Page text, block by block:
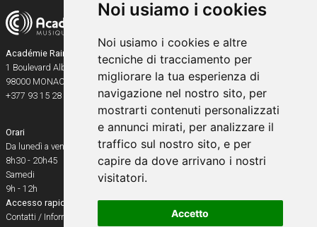
Noi usiamo i cookies
Noi usiamo i cookies e altre
tecniche di tracciamento per
migliorare la tua esperienza di
navigazione nel nostro sito, per
mostrarti contenuti personalizzati
e annunci mirati, per analizzare il
traffico sul nostro sito, e per
capire da dove arrivano i nostri
visitatori.
Accetto
Académie Rainier III
1 Boulevard Albert Ier
98000 MONACO
+377 93 15 28 91
Orari
Da lunedì a venerdì
8h30 - 20h45
Samedi
9h - 12h
Accesso rapido
Contatti / Informazioni pratiche